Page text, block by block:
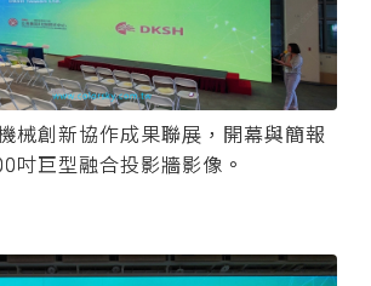
械創新協作成果聯展，開幕與簡報
吋巨型融合投影牆影像。